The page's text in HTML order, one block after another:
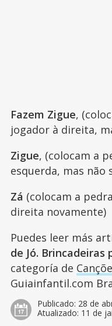
Fazem Zigue,
jogador à direita,
Zigue, (colocam a
esquerda, mas não
Zá (colocam a
direita novamente)
Puedes leer más
de Jó. Brincadeiras
categoría de
Guiainfantil.com
Publicado: 28 de
Atualizado: 11 de